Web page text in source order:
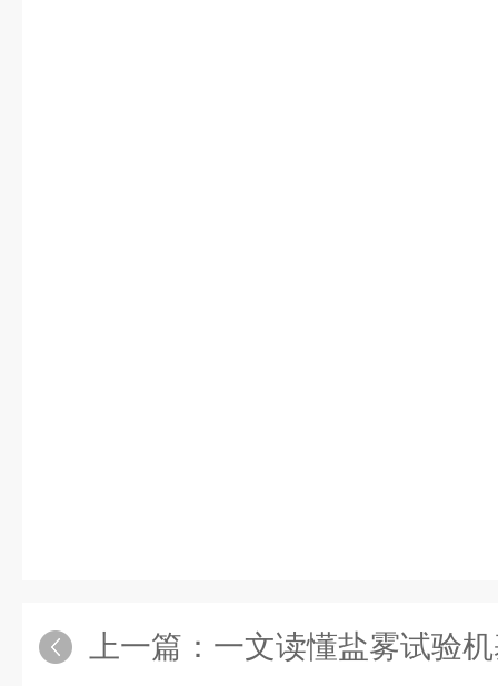
上一篇： 一文读懂盐雾试验